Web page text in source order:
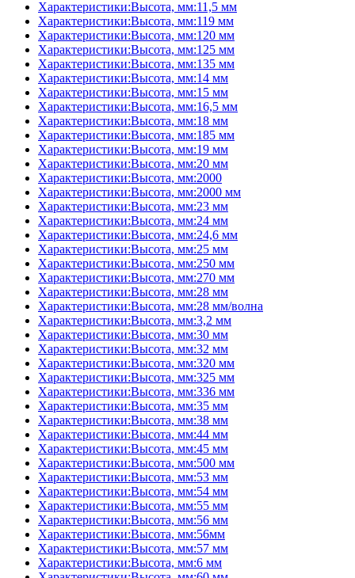
Характеристики:Высота, мм:11,5 мм
Характеристики:Высота, мм:119 мм
Характеристики:Высота, мм:120 мм
Характеристики:Высота, мм:125 мм
Характеристики:Высота, мм:135 мм
Характеристики:Высота, мм:14 мм
Характеристики:Высота, мм:15 мм
Характеристики:Высота, мм:16,5 мм
Характеристики:Высота, мм:18 мм
Характеристики:Высота, мм:185 мм
Характеристики:Высота, мм:19 мм
Характеристики:Высота, мм:20 мм
Характеристики:Высота, мм:2000
Характеристики:Высота, мм:2000 мм
Характеристики:Высота, мм:23 мм
Характеристики:Высота, мм:24 мм
Характеристики:Высота, мм:24,6 мм
Характеристики:Высота, мм:25 мм
Характеристики:Высота, мм:250 мм
Характеристики:Высота, мм:270 мм
Характеристики:Высота, мм:28 мм
Характеристики:Высота, мм:28 мм/волна
Характеристики:Высота, мм:3,2 мм
Характеристики:Высота, мм:30 мм
Характеристики:Высота, мм:32 мм
Характеристики:Высота, мм:320 мм
Характеристики:Высота, мм:325 мм
Характеристики:Высота, мм:336 мм
Характеристики:Высота, мм:35 мм
Характеристики:Высота, мм:38 мм
Характеристики:Высота, мм:44 мм
Характеристики:Высота, мм:45 мм
Характеристики:Высота, мм:500 мм
Характеристики:Высота, мм:53 мм
Характеристики:Высота, мм:54 мм
Характеристики:Высота, мм:55 мм
Характеристики:Высота, мм:56 мм
Характеристики:Высота, мм:56мм
Характеристики:Высота, мм:57 мм
Характеристики:Высота, мм:6 мм